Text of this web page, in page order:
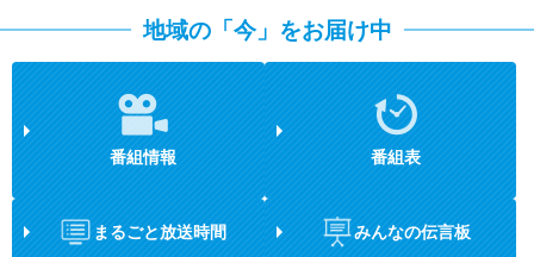
地域の「今」をお届け中
番組情報 番組表
まるごと放送時間 みんなの伝言板